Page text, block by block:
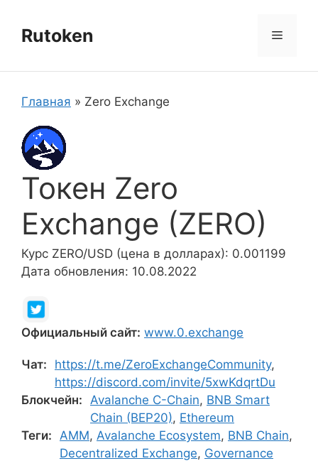
содержимому
Rutoken Меню
Главная » Zero Exchange
Токен Zero
Exchange (ZERO)
Курс ZERO/USD (цена в долларах): 0.001199
Дата обновления: 10.08.2022
Официальный сайт: www.0.exchange
Чат: https://t.me/ZeroExchangeCommunity,
https://discord.com/invite/5xwKdqrtDu
Блокчейн: Avalanche C-Chain, BNB Smart
Chain (BEP20), Ethereum
Теги: AMM, Avalanche Ecosystem, BNB Chain,
Decentralized Exchange, Governance